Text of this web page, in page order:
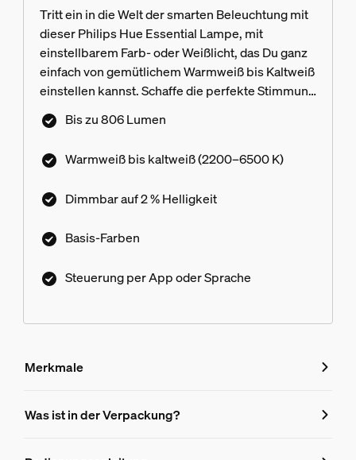
Tritt ein in die Welt der smarten Beleuchtung mit
dieser Philips Hue Essential Lampe, mit
einstellbarem Farb- oder Weißlicht, das Du ganz
einfach von gemütlichem Warmweiß bis Kaltweiß
einstellen kannst. Schaffe die perfekte Stimmung
mit sanftem Dimmen, Millionen von Farben und
einer Bibliothek von Lichtszenen, die von
kreiere Deine eigene! Kompatibel mit allen
Bis zu 806 Lumen
Warmweiß bis kaltweiß (2200–6500 K)
Dimmbar auf 2 % Helligkeit
Basis-Farben
Steuerung per App oder Sprache
Merkmale
Merkmale
Was ist in der Verpackung?